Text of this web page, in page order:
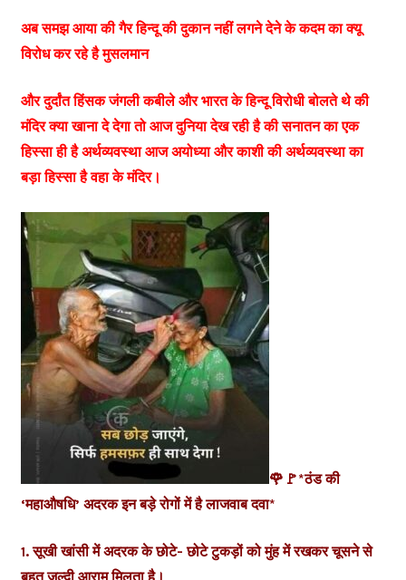
अब समझ आया की गैर हिन्दू की दुकान नहीं लगने देने के कदम का क्यू
विरोध कर रहे है मुसलमान
और दुर्दांत हिंसक जंगली कबीले और भारत के हिन्दू विरोधी बोलते थे की
मंदिर क्या खाना दे देगा तो आज दुनिया देख रही है की सनातन का एक
हिस्सा ही है अर्थव्यवस्था आज अयोध्या और काशी की अर्थव्यवस्था का
बड़ा हिस्सा है वहा के मंदिर।
🌹🚩*ठंड की
‘महाऔषधि’ अदरक इन बड़े रोगों में है लाजवाब दवा*
1. सूखी खांसी में अदरक के छोटे- छोटे टुकड़ों को मुंह में रखकर चूसने से